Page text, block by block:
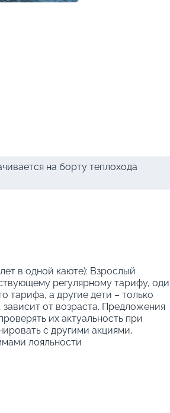
на борту теплохода
в одной каюте): Взрослый
регулярному тарифу,
тарифа, а другие дети – только
от возраста. Предложения
их актуальность при
с другими акциями,
лояльности